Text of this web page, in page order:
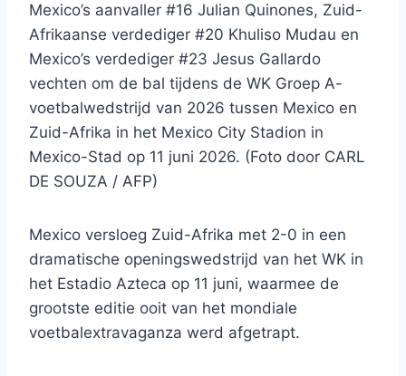
Mexico’s aanvaller #16 Julian Quinones, Zuid-
Afrikaanse verdediger #20 Khuliso Mudau en
Mexico’s verdediger #23 Jesus Gallardo
vechten om de bal tijdens de WK Groep A-
voetbalwedstrijd van 2026 tussen Mexico en
Zuid-Afrika in het Mexico City Stadion in
Mexico-Stad op 11 juni 2026. (Foto door CARL
DE SOUZA / AFP)
Mexico versloeg Zuid-Afrika met 2-0 in een
dramatische openingswedstrijd van het WK in
het Estadio Azteca op 11 juni, waarmee de
grootste editie ooit van het mondiale
voetbalextravaganza werd afgetrapt.